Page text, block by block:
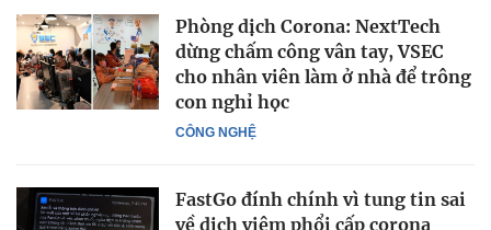
CÔNG NGHỆ
Phòng dịch Corona: NextTech
dừng chấm công vân tay, VSEC
cho nhân viên làm ở nhà để trông
con nghỉ học
FastGo đính chính vì tung tin sai
về dịch viêm phổi cấp corona